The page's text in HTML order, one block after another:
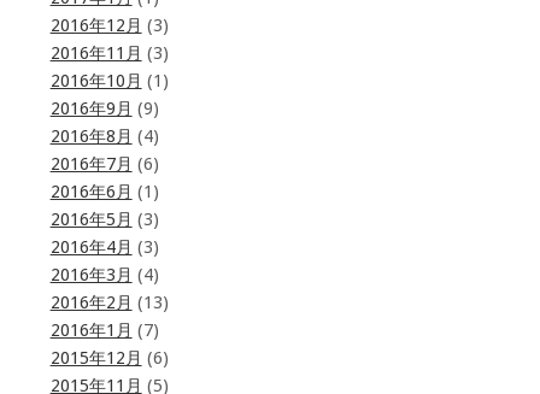
2016年12月 (3)
2016年11月 (3)
2016年10月 (1)
2016年9月 (9)
2016年8月 (4)
2016年7月 (6)
2016年6月 (1)
2016年5月 (3)
2016年4月 (3)
2016年3月 (4)
2016年2月 (13)
2016年1月 (7)
2015年12月 (6)
2015年11月 (5)